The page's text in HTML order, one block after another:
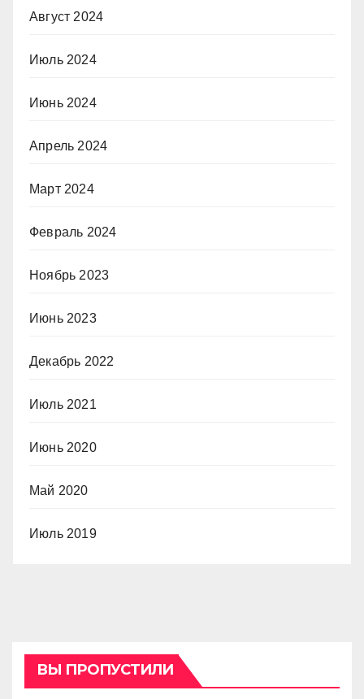
Август 2024
Июль 2024
Июнь 2024
Апрель 2024
Март 2024
Февраль 2024
Ноябрь 2023
Июнь 2023
Декабрь 2022
Июль 2021
Июнь 2020
Май 2020
Июль 2019
ВЫ ПРОПУСТИЛИ